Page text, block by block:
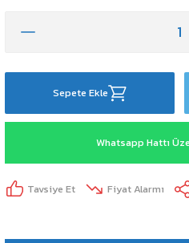
Sepete Ekle
Whatsapp Hattı
Tavsiye Et Fiyat Alarmı